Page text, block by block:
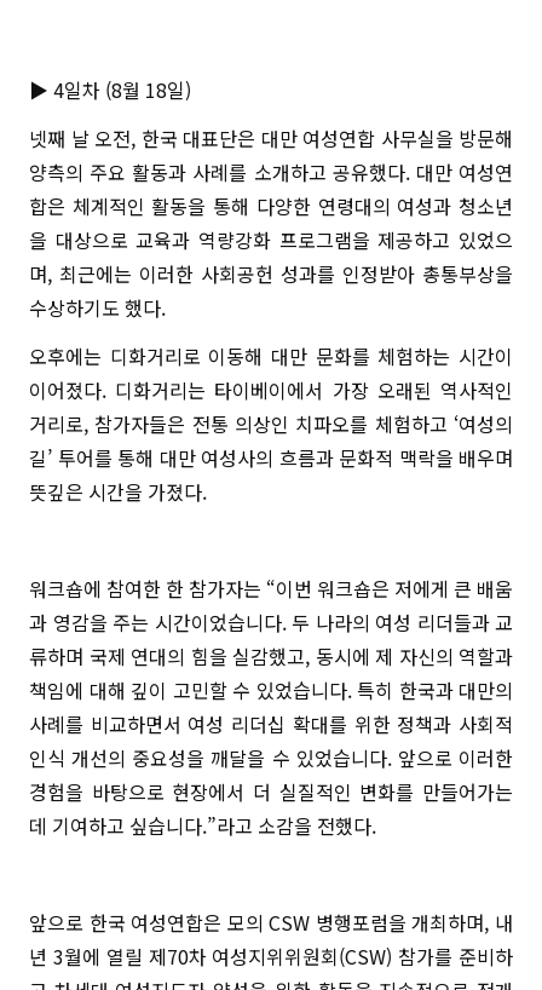
▶ 4일차 (8월 18일)
넷째 날 오전, 한국 대표단은 대만 여성연합 사무실을 방문해
양측의 주요 활동과 사례를 소개하고 공유했다. 대만 여성연
합은 체계적인 활동을 통해 다양한 연령대의 여성과 청소년
을 대상으로 교육과 역량강화 프로그램을 제공하고 있었으
며, 최근에는 이러한 사회공헌 성과를 인정받아 총통부상을
수상하기도 했다.
오후에는 디화거리로 이동해 대만 문화를 체험하는 시간이
이어졌다. 디화거리는 타이베이에서 가장 오래된 역사적인
거리로, 참가자들은 전통 의상인 치파오를 체험하고 ‘여성의
길’ 투어를 통해 대만 여성사의 흐름과 문화적 맥락을 배우며
뜻깊은 시간을 가졌다.
워크숍에 참여한 한 참가자는 “이번 워크숍은 저에게 큰 배움
과 영감을 주는 시간이었습니다. 두 나라의 여성 리더들과 교
류하며 국제 연대의 힘을 실감했고, 동시에 제 자신의 역할과
책임에 대해 깊이 고민할 수 있었습니다. 특히 한국과 대만의
사례를 비교하면서 여성 리더십 확대를 위한 정책과 사회적
인식 개선의 중요성을 깨달을 수 있었습니다. 앞으로 이러한
경험을 바탕으로 현장에서 더 실질적인 변화를 만들어가는
데 기여하고 싶습니다.”라고 소감을 전했다.
앞으로 한국 여성연합은 모의 CSW 병행포럼을 개최하며, 내
년 3월에 열릴 제70차 여성지위위원회(CSW) 참가를 준비하